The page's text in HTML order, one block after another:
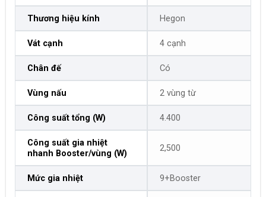
Thương hiệu kính Hegon
Vát cạnh 4 cạnh
Chân đế Có
Vùng nấu 2 vùng từ
Công suất tổng (W) 4.400
Công suất gia nhiệt
nhanh Booster/vùng (W)
2,500
Mức gia nhiệt 9+Booster